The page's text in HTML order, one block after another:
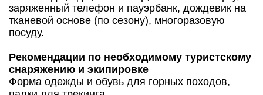
заряженный телефон и пауэрбанк, дождевик на
тканевой основе (по сезону), многоразовую
посуду.
Рекомендации по необходимому туристскому
снаряжению и экипировке
Форма одежды и обувь для горных походов,